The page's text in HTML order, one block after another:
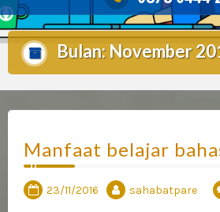
Bulan: November
Manfaat belajar
23/11/2016 sahabatpare